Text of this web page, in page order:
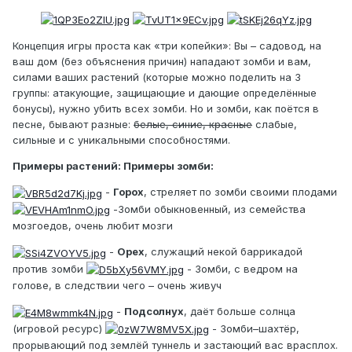
Концепция игры проста как «три копейки»: Вы – садовод, на
ваш дом (без объяснения причин) нападают зомби и вам,
силами ваших растений (которые можно поделить на 3
группы: атакующие, защищающие и дающие определённые
бонусы), нужно убить всех зомби. Но и зомби, как поётся в
песне, бывают разные: белые, синие, красные слабые,
сильные и с уникальными способностями.
Примеры растений: Примеры зомби:
- Горох, стреляет по зомби своими плодами
-Зомби обыкновенный, из семейства
мозгоедов, очень любит мозги
- Орех, служащий некой баррикадой
против зомби
- Зомби, с ведром на
голове, в следствии чего – очень живуч
- Подсолнух, даёт больше солнца
(игровой ресурс)
- Зомби–шахтёр,
прорывающий под землёй туннель и застающий вас врасплох.